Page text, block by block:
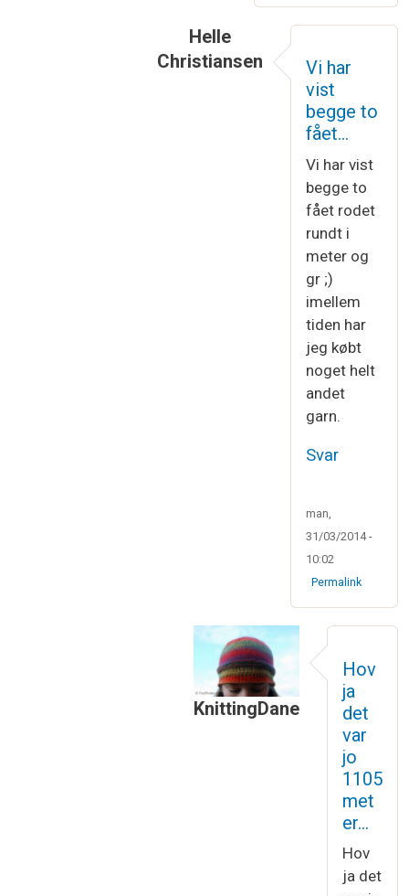
Helle
Christiansen
Efter hvad jeg kan
Vi har
vist
begge to
fået…
Vi har vist
begge to
fået rodet
rundt i
meter og
gr ;)
imellem
tiden har
jeg købt
noget helt
andet
garn.
Svar
man,
31/03/2014 -
10:02
Permalink
KnittingDane
Vi har vist
Hov
ja
det
var
jo
1105
met
er…
Hov
ja det